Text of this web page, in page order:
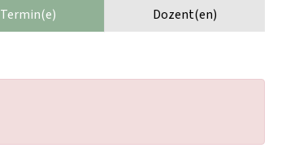
Termin(e) Dozent(en)